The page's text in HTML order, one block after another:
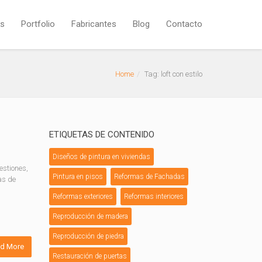
Portfolio Fabricantes Blog Contacto
Home Tag: loft con estilo
de
More
ETIQUETAS DE CONTENIDO
Diseños de pintura en viviendas
Pintura en pisos Reformas de Fachadas
Reformas exteriores Reformas interiores
Reproducción de madera
Reproducción de piedra
Restauración de puertas